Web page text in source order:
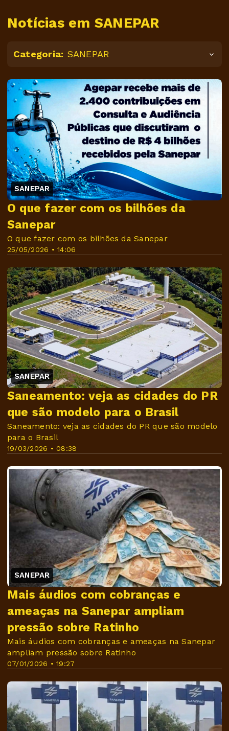
Notícias em SANEPAR
Categoria: SANEPAR
SANEPAR
25/05/2026 • 14:06
O que fazer com os bilhões da
Sanepar
O que fazer com os bilhões da Sanepar
SANEPAR
19/03/2026 • 08:38
Saneamento: veja as cidades do PR
que são modelo para o Brasil
Saneamento: veja as cidades do PR que são modelo
para o Brasil
SANEPAR
07/01/2026 • 19:27
Mais áudios com cobranças e
ameaças na Sanepar ampliam
pressão sobre Ratinho
Mais áudios com cobranças e ameaças na Sanepar
ampliam pressão sobre Ratinho